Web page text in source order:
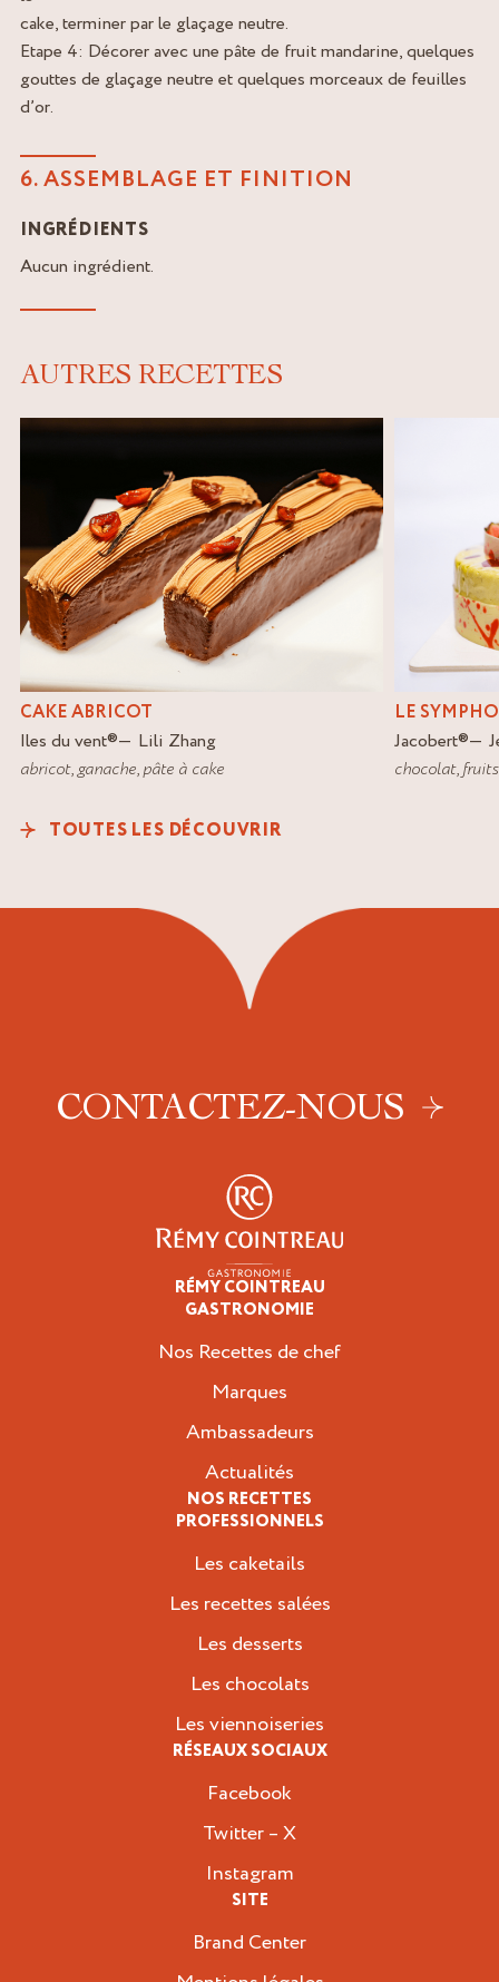
cake, terminer par le glaçage neutre.
Etape 4: Décorer avec une pâte de fruit mandarine, quelques
gouttes de glaçage neutre et quelques morceaux de feuilles
d’or.
6. ASSEMBLAGE ET FINITION
INGRÉDIENTS
Aucun ingrédient.
AUTRES RECETTES
CAKE ABRICOT
Iles du vent®
Lili Zhang
abricot,ganache,pâte à cake
LE
Jacobert®
chocolat,
TOUTES LES DÉCOUVRIR
CONTACTEZ-NOUS
RÉMY COINTREAU
GASTRONOMIE
Nos Recettes de chef
Marques
Ambassadeurs
Actualités
NOS RECETTES
PROFESSIONNELS
Les caketails
Les recettes salées
Les desserts
Les chocolats
Les viennoiseries
RÉSEAUX SOCIAUX
Facebook
Twitter – X
Instagram
SITE
Brand Center